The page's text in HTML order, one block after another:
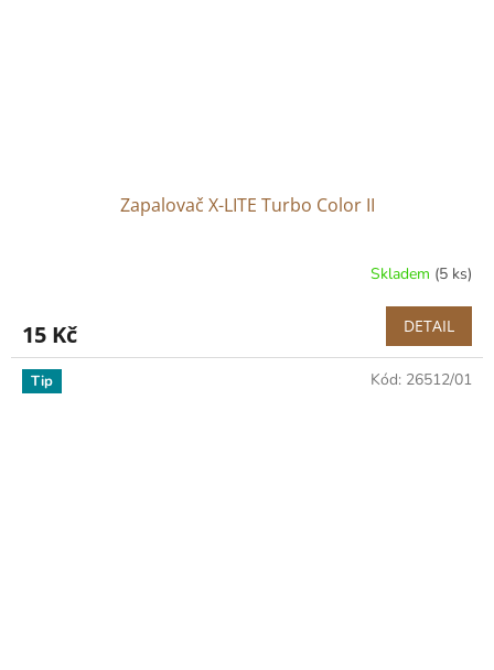
Zapalovač X-LITE Turbo Color II
Skladem (5 ks)
15 Kč DETAIL
Tip Kód: 26512/01